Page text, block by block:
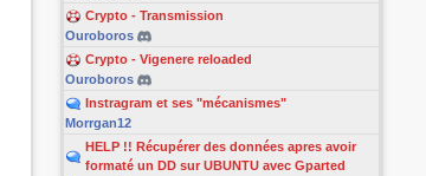
Crypto - Transmission
Ouroboros
Crypto - Vigenere reloaded
Ouroboros
Instragram et ses "mécanismes"
Morrgan12
HELP !! Récupérer des données apres avoir
formaté un DD sur UBUNTU avec Gparted